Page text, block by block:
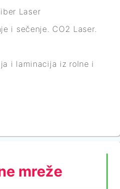
Laser
i sečenje. CO2 Laser.
i laminacija iz rolne i
mreže